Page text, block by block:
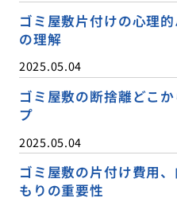
ゴミ屋敷片付けの心理
の理解
2025.05.04
ゴミ屋敷の断捨離どこ
プ
2025.05.04
ゴミ屋敷の片付け費用
もりの重要性